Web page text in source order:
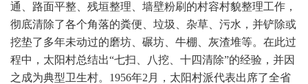
通、路面平整、残垣整理、墙壁粉刷的村容村貌整理工作，
彻底清除了各个角落的粪便、垃圾、杂草、污水，并铲除或
挖垫了多年未动过的磨坊、碾坊、牛棚、灰渣堆等。在此过
程中，太阳村总结出“七扫、八挖、十四清除”的经验，并因
之成为典型卫生村。1956年2月，太阳村派代表出席了全省